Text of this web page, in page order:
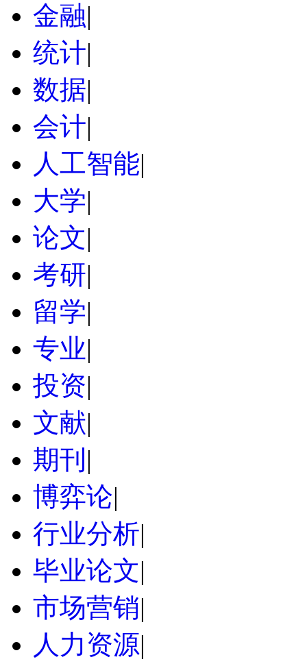
金融|
统计|
数据|
会计|
人工智能|
大学|
论文|
考研|
留学|
专业|
投资|
文献|
期刊 |
博弈论|
行业分析|
毕业论文|
市场营销|
人力资源|